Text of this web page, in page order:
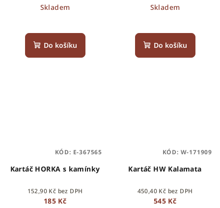
Skladem
Do košíku
Skladem
Do košíku
Kartáč HORKA s kamínky
152,90 Kč bez DPH
185 Kč
KÓD: E-367565
Kartáč HW Kalamata
450,40 Kč bez DPH
545 Kč
KÓD: W-171909